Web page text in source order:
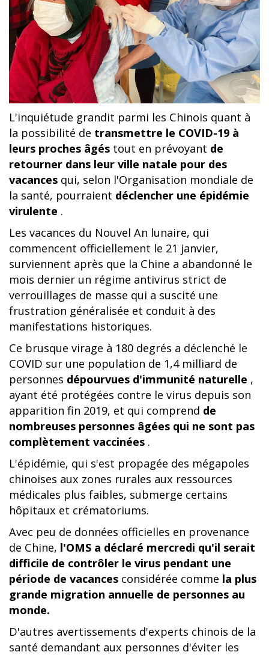
L'inquiétude grandit parmi les Chinois quant à
la possibilité de transmettre le COVID-19 à
leurs proches âgés tout en prévoyant de
retourner dans leur ville natale pour des
vacances qui, selon l'Organisation mondiale de
la santé, pourraient déclencher une épidémie
virulente .
Les vacances du Nouvel An lunaire, qui
commencent officiellement le 21 janvier,
surviennent après que la Chine a abandonné le
mois dernier un régime antivirus strict de
verrouillages de masse qui a suscité une
frustration généralisée et conduit à des
manifestations historiques.
Ce brusque virage à 180 degrés a déclenché le
COVID sur une population de 1,4 milliard de
personnes dépourvues d'immunité naturelle ,
ayant été protégées contre le virus depuis son
apparition fin 2019, et qui comprend de
nombreuses personnes âgées qui ne sont pas
complètement vaccinées .
L'épidémie, qui s'est propagée des mégapoles
chinoises aux zones rurales aux ressources
médicales plus faibles, submerge certains
hôpitaux et crématoriums.
Avec peu de données officielles en provenance
de Chine, l'OMS a déclaré mercredi qu'il serait
difficile de contrôler le virus pendant une
période de vacances considérée comme la plus
grande migration annuelle de personnes au
monde.
D'autres avertissements d'experts chinois de la
santé demandant aux personnes d'éviter les